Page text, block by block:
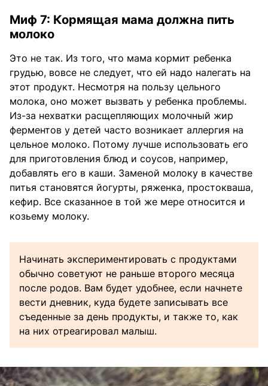
Миф 7: Кормящая мама должна пить
молоко
Это не так. Из того, что мама кормит ребенка
грудью, вовсе не следует, что ей надо налегать на
этот продукт. Несмотря на пользу цельного
молока, оно может вызвать у ребенка проблемы.
Из-за нехватки расщепляющих молочный жир
ферментов у детей часто возникает аллергия на
цельное молоко. Потому лучше использовать его
для приготовления блюд и соусов, например,
добавлять его в каши. Заменой молоку в качестве
питья становятся йогурты, ряженка, простокваша,
кефир. Все сказанное в той же мере относится и
козьему молоку.
Начинать экспериментировать с продуктами
обычно советуют не раньше второго месяца
после родов. Вам будет удобнее, если начнете
вести дневник, куда будете записывать все
съеденные за день продукты, и также то, как
на них отреагировал малыш.